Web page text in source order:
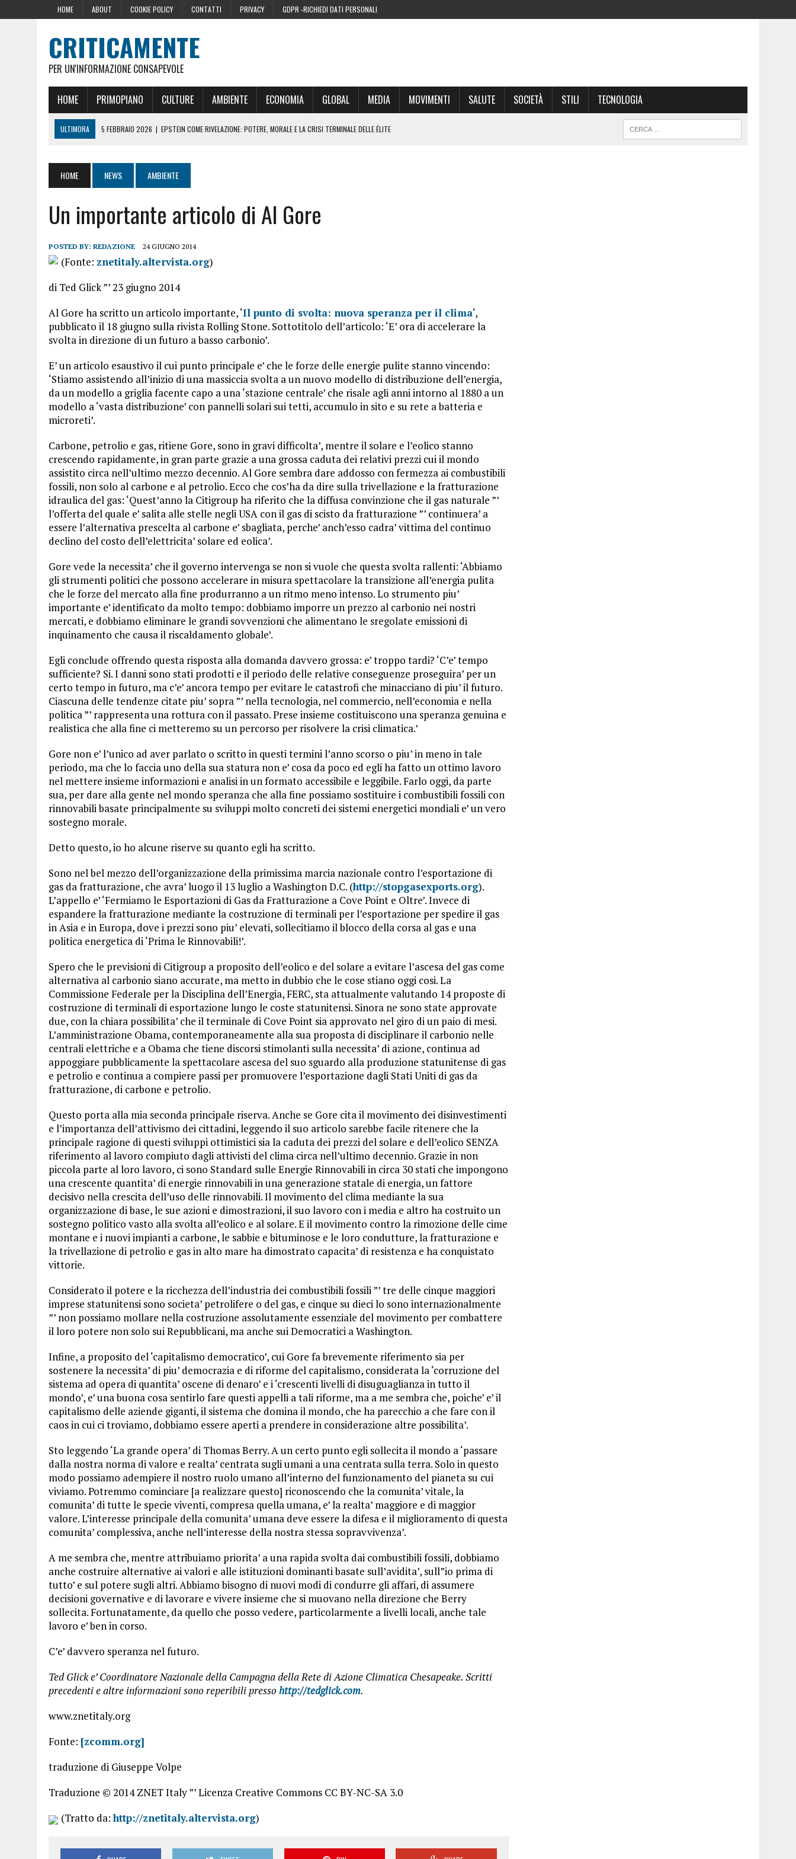
HOME ABOUT COOKIE POLICY CONTATTI PRIVACY GDPR -RICHIEDI DATI PERSONALI
CRITICAMENTE
PER UN'INFORMAZIONE CONSAPEVOLE
HOME PRIMOPIANO CULTURE AMBIENTE ECONOMIA GLOBAL MEDIA MOVIMENTI SALUTE SOCIETÀ STILI TECNOLOGIA
ULTIMORA 5 FEBBRAIO 2026 | EPSTEIN COME RIVELAZIONE: POTERE, MORALE E LA CRISI TERMINALE DELLE ÉLITE
29 AGOSTO 2024 | LE PRESSIONI DELLA CASA BIANCA PER LA CENSURA SUL WEB
22 GIUGNO 2026
SOPRA LE NOSTRE TESTE: PERCHÉ CHIAMARLE “SCIE DI CONDENSA” NEL 2026 È UNA MENZOGNA
HOME NEWS AMBIENTE
Un importante articolo di Al Gore
POSTED BY: REDAZIONE 24 GIUGNO 2014
(Fonte: znetitaly.altervista.org)
di Ted Glick ”’ 23 giugno 2014
Al Gore ha scritto un articolo importante, ‘Il punto di svolta: nuova speranza per il clima‘,
pubblicato il 18 giugno sulla rivista Rolling Stone. Sottotitolo dell’articolo: ‘E’ ora di accelerare la
svolta in direzione di un futuro a basso carbonio’.
E’ un articolo esaustivo il cui punto principale e’ che le forze delle energie pulite stanno vincendo:
‘Stiamo assistendo all’inizio di una massiccia svolta a un nuovo modello di distribuzione dell’energia,
da un modello a griglia facente capo a una ‘stazione centrale’ che risale agli anni intorno al 1880 a un
modello a ‘vasta distribuzione’ con pannelli solari sui tetti, accumulo in sito e su rete a batteria e
microreti’.
Carbone, petrolio e gas, ritiene Gore, sono in gravi difficolta’, mentre il solare e l’eolico stanno
crescendo rapidamente, in gran parte grazie a una grossa caduta dei relativi prezzi cui il mondo
assistito circa nell’ultimo mezzo decennio. Al Gore sembra dare addosso con fermezza ai combustibili
fossili, non solo al carbone e al petrolio. Ecco che cos’ha da dire sulla trivellazione e la fratturazione
idraulica del gas: ‘Quest’anno la Citigroup ha riferito che la diffusa convinzione che il gas naturale ”’
l’offerta del quale e’ salita alle stelle negli USA con il gas di scisto da fratturazione ”’ continuera’ a
essere l’alternativa prescelta al carbone e’ sbagliata, perche’ anch’esso cadra’ vittima del continuo
declino del costo dell’elettricita’ solare ed eolica’.
Gore vede la necessita’ che il governo intervenga se non si vuole che questa svolta rallenti: ‘Abbiamo
gli strumenti politici che possono accelerare in misura spettacolare la transizione all’energia pulita
che le forze del mercato alla fine produrranno a un ritmo meno intenso. Lo strumento piu’
importante e’ identificato da molto tempo: dobbiamo imporre un prezzo al carbonio nei nostri
mercati, e dobbiamo eliminare le grandi sovvenzioni che alimentano le sregolate emissioni di
inquinamento che causa il riscaldamento globale’.
Egli conclude offrendo questa risposta alla domanda davvero grossa: e’ troppo tardi? ‘C’e’ tempo
sufficiente? Si. I danni sono stati prodotti e il periodo delle relative conseguenze proseguira’ per un
certo tempo in futuro, ma c’e’ ancora tempo per evitare le catastrofi che minacciano di piu’ il futuro.
Ciascuna delle tendenze citate piu’ sopra ”’ nella tecnologia, nel commercio, nell’economia e nella
politica ”’ rappresenta una rottura con il passato. Prese insieme costituiscono una speranza genuina e
realistica che alla fine ci metteremo su un percorso per risolvere la crisi climatica.’
Gore non e’ l’unico ad aver parlato o scritto in questi termini l’anno scorso o piu’ in meno in tale
periodo, ma che lo faccia uno della sua statura non e’ cosa da poco ed egli ha fatto un ottimo lavoro
nel mettere insieme informazioni e analisi in un formato accessibile e leggibile. Farlo oggi, da parte
sua, per dare alla gente nel mondo speranza che alla fine possiamo sostituire i combustibili fossili con
rinnovabili basate principalmente su sviluppi molto concreti dei sistemi energetici mondiali e’ un vero
sostegno morale.
Detto questo, io ho alcune riserve su quanto egli ha scritto.
Sono nel bel mezzo dell’organizzazione della primissima marcia nazionale contro l’esportazione di
gas da fratturazione, che avra’ luogo il 13 luglio a Washington D.C. (http://stopgasexports.org).
L’appello e’ ‘Fermiamo le Esportazioni di Gas da Fratturazione a Cove Point e Oltre’. Invece di
espandere la fratturazione mediante la costruzione di terminali per l’esportazione per spedire il gas
in Asia e in Europa, dove i prezzi sono piu’ elevati, sollecitiamo il blocco della corsa al gas e una
politica energetica di ‘Prima le Rinnovabili!’.
Spero che le previsioni di Citigroup a proposito dell’eolico e del solare a evitare l’ascesa del gas come
alternativa al carbonio siano accurate, ma metto in dubbio che le cose stiano oggi cosi. La
Commissione Federale per la Disciplina dell’Energia, FERC, sta attualmente valutando 14 proposte di
costruzione di terminali di esportazione lungo le coste statunitensi. Sinora ne sono state approvate
due, con la chiara possibilita’ che il terminale di Cove Point sia approvato nel giro di un paio di mesi.
L’amministrazione Obama, contemporaneamente alla sua proposta di disciplinare il carbonio nelle
centrali elettriche e a Obama che tiene discorsi stimolanti sulla necessita’ di azione, continua ad
appoggiare pubblicamente la spettacolare ascesa del suo sguardo alla produzione statunitense di gas
e petrolio e continua a compiere passi per promuovere l’esportazione dagli Stati Uniti di gas da
fratturazione, di carbone e petrolio.
Questo porta alla mia seconda principale riserva. Anche se Gore cita il movimento dei disinvestimenti
e l’importanza dell’attivismo dei cittadini, leggendo il suo articolo sarebbe facile ritenere che la
principale ragione di questi sviluppi ottimistici sia la caduta dei prezzi del solare e dell’eolico SENZA
riferimento al lavoro compiuto dagli attivisti del clima circa nell’ultimo decennio. Grazie in non
piccola parte al loro lavoro, ci sono Standard sulle Energie Rinnovabili in circa 30 stati che impongono
una crescente quantita’ di energie rinnovabili in una generazione statale di energia, un fattore
decisivo nella crescita dell’uso delle rinnovabili. Il movimento del clima mediante la sua
organizzazione di base, le sue azioni e dimostrazioni, il suo lavoro con i media e altro ha costruito un
sostegno politico vasto alla svolta all’eolico e al solare. E il movimento contro la rimozione delle cime
montane e i nuovi impianti a carbone, le sabbie e bituminose e le loro condutture, la fratturazione e
la trivellazione di petrolio e gas in alto mare ha dimostrato capacita’ di resistenza e ha conquistato
vittorie.
Considerato il potere e la ricchezza dell’industria dei combustibili fossili ”’ tre delle cinque maggiori
imprese statunitensi sono societa’ petrolifere o del gas, e cinque su dieci lo sono internazionalmente
”’ non possiamo mollare nella costruzione assolutamente essenziale del movimento per combattere
il loro potere non solo sui Repubblicani, ma anche sui Democratici a Washington.
Infine, a proposito del ‘capitalismo democratico’, cui Gore fa brevemente riferimento sia per
sostenere la necessita’ di piu’ democrazia e di riforme del capitalismo, considerata la ‘corruzione del
sistema ad opera di quantita’ oscene di denaro’ e i ‘crescenti livelli di disuguaglianza in tutto il
mondo’, e’ una buona cosa sentirlo fare questi appelli a tali riforme, ma a me sembra che, poiche’ e’ il
capitalismo delle aziende giganti, il sistema che domina il mondo, che ha parecchio a che fare con il
caos in cui ci troviamo, dobbiamo essere aperti a prendere in considerazione altre possibilita’.
Sto leggendo ‘La grande opera’ di Thomas Berry. A un certo punto egli sollecita il mondo a ‘passare
dalla nostra norma di valore e realta’ centrata sugli umani a una centrata sulla terra. Solo in questo
modo possiamo adempiere il nostro ruolo umano all’interno del funzionamento del pianeta su cui
viviamo. Potremmo cominciare [a realizzare questo] riconoscendo che la comunita’ vitale, la
comunita’ di tutte le specie viventi, compresa quella umana, e’ la realta’ maggiore e di maggior
valore. L’interesse principale della comunita’ umana deve essere la difesa e il miglioramento di questa
comunita’ complessiva, anche nell’interesse della nostra stessa sopravvivenza’.
A me sembra che, mentre attribuiamo priorita’ a una rapida svolta dai combustibili fossili, dobbiamo
anche costruire alternative ai valori e alle istituzioni dominanti basate sull’avidita’, sull”io prima di
tutto’ e sul potere sugli altri. Abbiamo bisogno di nuovi modi di condurre gli affari, di assumere
decisioni governative e di lavorare e vivere insieme che si muovano nella direzione che Berry
sollecita. Fortunatamente, da quello che posso vedere, particolarmente a livelli locali, anche tale
lavoro e’ ben in corso.
C’e’ davvero speranza nel futuro.
Ted Glick e’ Coordinatore Nazionale della Campagna della Rete di Azione Climatica Chesapeake. Scritti
precedenti e altre informazioni sono reperibili presso http://tedglick.com.
www.znetitaly.org
Fonte: [zcomm.org]
traduzione di Giuseppe Volpe
Traduzione © 2014 ZNET Italy ”’ Licenza Creative Commons CC BY-NC-SA 3.0
(Tratto da:http://znetitaly.altervista.org)